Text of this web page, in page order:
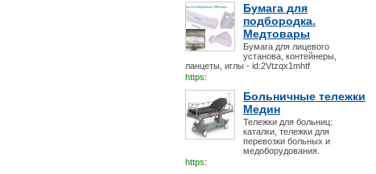
Бумага для
подбородка.
Медтовары
Бумага для лицевого
установа, контейнеры,
ланцеты, иглы - id:2Vtzqx1mhtf
https:
Больничные тележки
Медин
Тележки для больниц:
каталки, тележки для
перевозки больных и
медоборудования.
https: